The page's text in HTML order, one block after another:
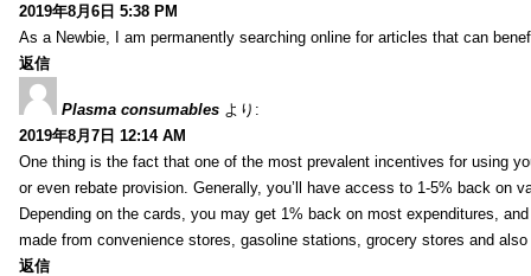
2019年8月6日 5:38 PM
As a Newbie, I am permanently searching online for articles that can
返信
Plasma consumables より:
2019年8月7日 12:14 AM
One thing is the fact that one of the most prevalent incentives for using
or even rebate provision. Generally, you’ll have access to 1-5% back on
Depending on the cards, you may get 1% back on most expenditures,
made from convenience stores, gasoline stations, grocery stores and also
返信